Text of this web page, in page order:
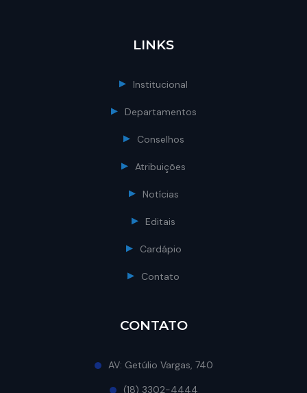
LINKS
Institucional
Departamentos
Conselhos
Atribuições
Notícias
Editais
Cardápio
Contato
CONTATO
AV: Getúlio Vargas, 740
(18) 3302-4444